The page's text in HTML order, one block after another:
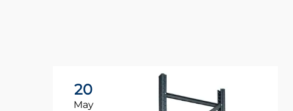
20
May